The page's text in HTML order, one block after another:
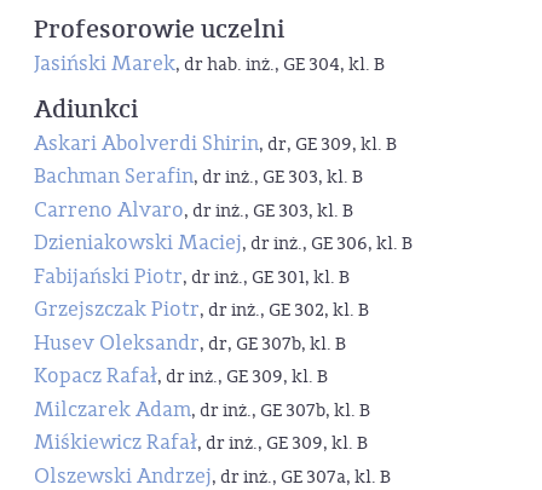
Profesorowie uczelni
Jasiński Marek, dr hab. inż., GE 304, kl. B
Adiunkci
Askari Abolverdi Shirin, dr, GE 309, kl. B
Bachman Serafin, dr inż., GE 303, kl. B
Carreno Alvaro, dr inż., GE 303, kl. B
Dzieniakowski Maciej, dr inż., GE 306, kl. B
Fabijański Piotr, dr inż., GE 301, kl. B
Grzejszczak Piotr, dr inż., GE 302, kl. B
Husev Oleksandr, dr, GE 307b, kl. B
Kopacz Rafał, dr inż., GE 309, kl. B
Milczarek Adam, dr inż., GE 307b, kl. B
Miśkiewicz Rafał, dr inż., GE 309, kl. B
Olszewski Andrzej, dr inż., GE 307a, kl. B